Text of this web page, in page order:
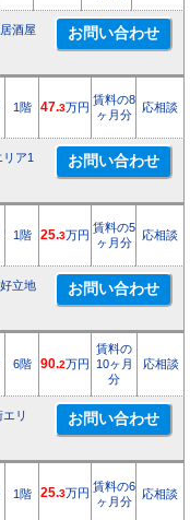
酒屋
1階 47.3万円
賃料の8
ヶ月分
応相談
リア1
1階 25.3万円
賃料の5
ヶ月分
応相談
立地
6階 90.2万円
賃料の
10ヶ月
分
応相談
リ
1階 25.3万円 賃料の6
ヶ月分
応相談